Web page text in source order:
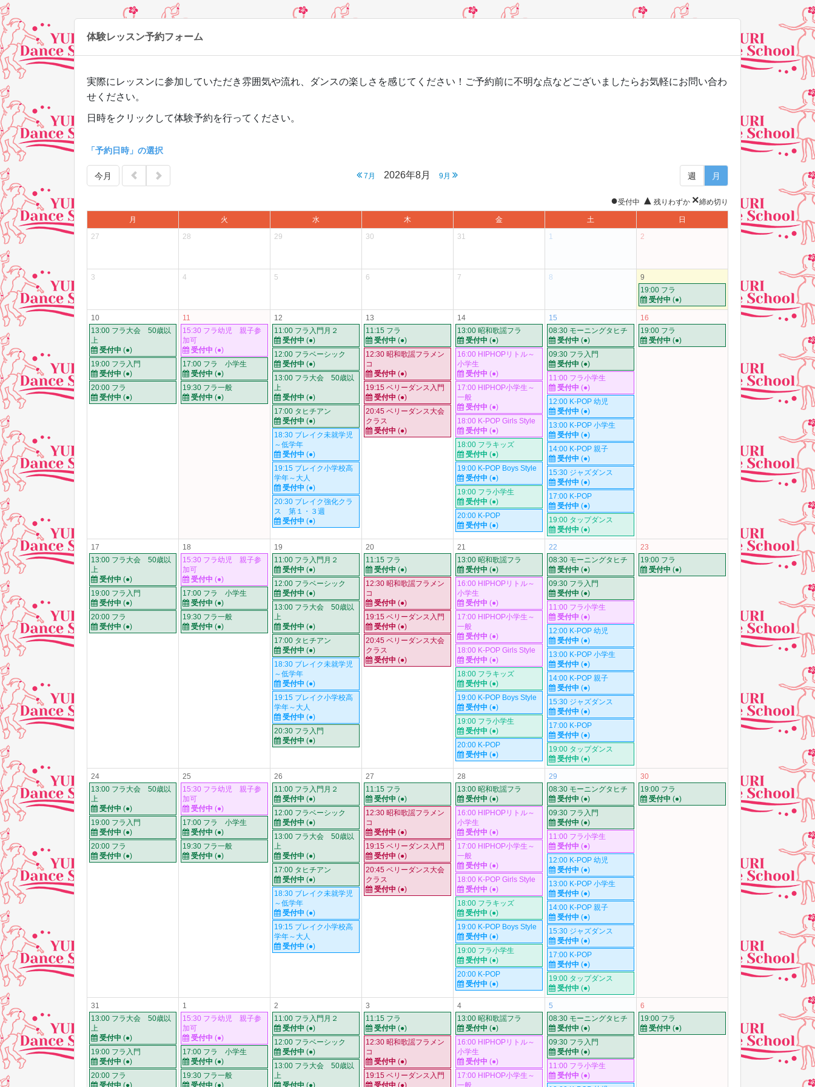
体験レッスン予約フォーム
実際にレッスンに参加していただき雰囲気や流れ、ダンスの楽しさを感じてください！ご予約前に不明な点などございましたらお気軽にお問い合わ
せください。
日時をクリックして体験予約を行ってください。
「予約日時」の選択
今月 7月 2026年8月 9月 週 月
●受付中 ▲ 残りわずか ×締め切り
月 火 水 木 金 土
日
27
28 29 30 31 1 2
3 4 5 6 7 8
9
19:00 フラ
受付中 (●)
10
13:00 フラ大会 50歳以
上
受付中 (●)
19:00 フラ入門
受付中 (●)
20:00 フラ
受付中 (●)
11
15:30 フラ幼児 親子参
加可
受付中 (●)
17:00 フラ 小学生
受付中 (●)
19:30 フラ一般
受付中 (●)
12
11:00 フラ入門月２
受付中 (●)
12:00 フラベーシック
受付中 (●)
13:00 フラ大会 50歳以
上
受付中 (●)
17:00 タヒチアン
受付中 (●)
18:30 ブレイク未就学児
～低学年
受付中 (●)
19:15 ブレイク小学校高
学年～大人
受付中 (●)
20:30 ブレイク強化クラ
ス 第１・３週
受付中 (●)
13
11:15 フラ
受付中 (●)
12:30 昭和歌謡フラメン
コ
受付中 (●)
19:15 ベリーダンス入門
受付中 (●)
20:45 ベリーダンス大会
クラス
受付中 (●)
14
13:00 昭和歌謡フラ
受付中 (●)
16:00 HIPHOPリトル～
小学生
受付中 (●)
17:00 HIPHOP小学生～
一般
受付中 (●)
18:00 K-POP Girls Style
受付中 (●)
18:00 フラキッズ
受付中 (●)
19:00 K-POP Boys Style
受付中 (●)
19:00 フラ小学生
受付中 (●)
20:00 K-POP
受付中 (●)
15
08:30 モーニングタヒチ
受付中 (●)
09:30 フラ入門
受付中 (●)
11:00 フラ小学生
受付中 (●)
12:00 K-POP 幼児
受付中 (●)
13:00 K-POP 小学生
受付中 (●)
14:00 K-POP 親子
受付中 (●)
15:30 ジャズダンス
受付中 (●)
17:00 K-POP
受付中 (●)
19:00 タップダンス
受付中 (●)
16
19:00 フラ
受付中 (●)
17
13:00 フラ大会 50歳以
上
受付中 (●)
19:00 フラ入門
受付中 (●)
20:00 フラ
受付中 (●)
18
15:30 フラ幼児 親子参
加可
受付中 (●)
17:00 フラ 小学生
受付中 (●)
19:30 フラ一般
受付中 (●)
19
11:00 フラ入門月２
受付中 (●)
12:00 フラベーシック
受付中 (●)
13:00 フラ大会 50歳以
上
受付中 (●)
17:00 タヒチアン
受付中 (●)
18:30 ブレイク未就学児
～低学年
受付中 (●)
19:15 ブレイク小学校高
学年～大人
受付中 (●)
20:30 フラ入門
受付中 (●)
20
11:15 フラ
受付中 (●)
12:30 昭和歌謡フラメン
コ
受付中 (●)
19:15 ベリーダンス入門
受付中 (●)
20:45 ベリーダンス大会
クラス
受付中 (●)
21
13:00 昭和歌謡フラ
受付中 (●)
16:00 HIPHOPリトル～
小学生
受付中 (●)
17:00 HIPHOP小学生～
一般
受付中 (●)
18:00 K-POP Girls Style
受付中 (●)
18:00 フラキッズ
受付中 (●)
19:00 K-POP Boys Style
受付中 (●)
19:00 フラ小学生
受付中 (●)
20:00 K-POP
受付中 (●)
22
08:30 モーニングタヒチ
受付中 (●)
09:30 フラ入門
受付中 (●)
11:00 フラ小学生
受付中 (●)
12:00 K-POP 幼児
受付中 (●)
13:00 K-POP 小学生
受付中 (●)
14:00 K-POP 親子
受付中 (●)
15:30 ジャズダンス
受付中 (●)
17:00 K-POP
受付中 (●)
19:00 タップダンス
受付中 (●)
23
19:00 フラ
受付中 (●)
24
13:00 フラ大会 50歳以
上
受付中 (●)
19:00 フラ入門
受付中 (●)
20:00 フラ
受付中 (●)
25
15:30 フラ幼児 親子参
加可
受付中 (●)
17:00 フラ 小学生
受付中 (●)
19:30 フラ一般
受付中 (●)
26
11:00 フラ入門月２
受付中 (●)
12:00 フラベーシック
受付中 (●)
13:00 フラ大会 50歳以
上
受付中 (●)
17:00 タヒチアン
受付中 (●)
18:30 ブレイク未就学児
～低学年
受付中 (●)
19:15 ブレイク小学校高
学年～大人
受付中 (●)
27
11:15 フラ
受付中 (●)
12:30 昭和歌謡フラメン
コ
受付中 (●)
19:15 ベリーダンス入門
受付中 (●)
20:45 ベリーダンス大会
クラス
受付中 (●)
28
13:00 昭和歌謡フラ
受付中 (●)
16:00 HIPHOPリトル～
小学生
受付中 (●)
17:00 HIPHOP小学生～
一般
受付中 (●)
18:00 K-POP Girls Style
受付中 (●)
18:00 フラキッズ
受付中 (●)
19:00 K-POP Boys Style
受付中 (●)
19:00 フラ小学生
受付中 (●)
20:00 K-POP
受付中 (●)
29
08:30 モーニングタヒチ
受付中 (●)
09:30 フラ入門
受付中 (●)
11:00 フラ小学生
受付中 (●)
12:00 K-POP 幼児
受付中 (●)
13:00 K-POP 小学生
受付中 (●)
14:00 K-POP 親子
受付中 (●)
15:30 ジャズダンス
受付中 (●)
17:00 K-POP
受付中 (●)
19:00 タップダンス
受付中 (●)
30
19:00 フラ
受付中 (●)
31
13:00 フラ大会 50歳以
上
受付中 (●)
19:00 フラ入門
受付中 (●)
20:00 フラ
受付中 (●)
1
15:30 フラ幼児 親子参
加可
受付中 (●)
17:00 フラ 小学生
受付中 (●)
19:30 フラ一般
受付中 (●)
2
11:00 フラ入門月２
受付中 (●)
12:00 フラベーシック
受付中 (●)
13:00 フラ大会 50歳以
上
受付中 (●)
3
11:15 フラ
受付中 (●)
12:30 昭和歌謡フラメン
コ
受付中 (●)
19:15 ベリーダンス入門
受付中 (●)
4
13:00 昭和歌謡フラ
受付中 (●)
16:00 HIPHOPリトル～
小学生
受付中 (●)
17:00 HIPHOP小学生～
一般
5
08:30 モーニングタヒチ
受付中 (●)
09:30 フラ入門
受付中 (●)
11:00 フラ小学生
受付中 (●)
6
19:00 フラ
受付中 (●)